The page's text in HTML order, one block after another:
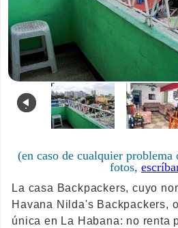
.
(en caso de cualquier
fotos,
La casa Backpackers, cuyo
Havana Nilda's Backpackers,
única en La Habana: no renta